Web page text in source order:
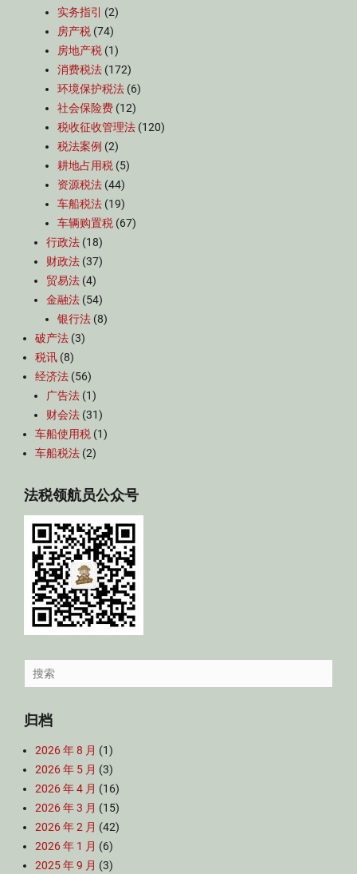
实务指引
(2)
房产税 (74)
房地产税 (1)
消费税法 (172)
环境保护税法 (6)
社会保险费 (12)
税收征收管理法 (120)
税法案例 (2)
耕地占用税 (5)
资源税法 (44)
车船税法 (19)
车辆购置税 (67)
行政法 (18)
财政法 (37)
贸易法 (4)
金融法 (54)
银行法 (8)
破产法 (3)
税讯 (8)
经济法 (56)
广告法 (1)
财会法 (31)
车船使用税 (1)
车船税法 (2)
法税领航员公众号
Search
for:
归档
2026 年 8 月 (1)
2026 年 5 月 (3)
2026 年 4 月 (16)
2026 年 3 月 (15)
2026 年 2 月 (42)
2026 年 1 月 (6)
2025 年 9 月 (3)